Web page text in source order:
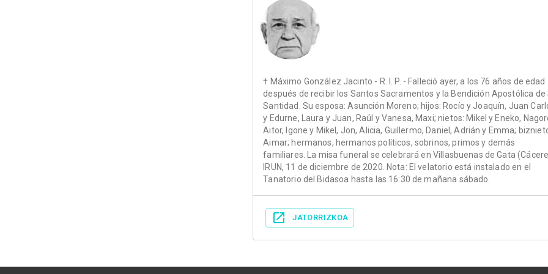
† Máximo González Jacinto - R. I. P. - Falleció ayer, a los 76 años de edad
después de recibir los Santos Sacramentos y la Bendición Apostólica de
Santidad. Su esposa: Asunción Moreno; hijos: Rocío y Joaquín, Juan
y Edurne, Laura y Juan, Raúl y Vanesa, Maxi; nietos: Mikel y Eneko,
Aitor, Igone y Mikel, Jon, Alicia, Guillermo, Daniel, Adrián y Emma;
Aimar; hermanos, hermanos políticos, sobrinos, primos y demás
familiares. La misa funeral se celebrará en Villasbuenas de Gata
IRUN, 11 de diciembre de 2020. Nota: El velatorio está instalado en el
Tanatorio del Bidasoa hasta las 16:30 de mañana sábado.
JATORRIZKOA